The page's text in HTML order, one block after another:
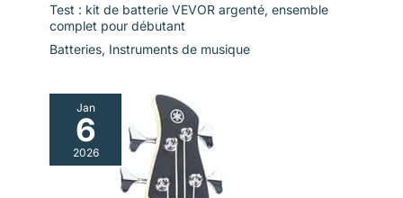
Test : kit de batterie VEVOR argenté, ensemble
complet pour débutant
Batteries, Instruments de musique
Jan
6
2026